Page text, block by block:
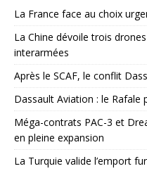
La France face au choix
La Chine dévoile trois
interarmées
Après le SCAF, le conflit
Dassault Aviation : le
Méga-contrats PAC-3 et
en pleine expansion
La Turquie valide l’emport